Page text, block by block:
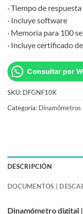
· Tiempo de
· Incluye software
· Memoria para 100
· Incluye certificado
Consultar por
SKU: DFGNF10K
Categoría: Dinamómetros
DESCRIPCIÓN
DOCUMENTOS |
Dinamómetro digital